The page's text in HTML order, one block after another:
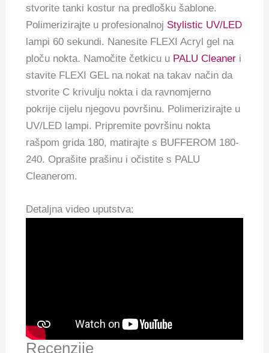
stvorite tanki kostur na predlošku šablone.
Polimerizirajte u profesionalnoj Stylistic UV/LED
lampi 60 sekundi. Nanesite FLEXI Acryl gel na
ploču nokta. Namočite četkicu u PALU Cleaner i
stavite FLEXI GEL na nokat na takav način da
stvorite C krivulju nokta i da ravnomjerno
pokrije cijelu njegovu površinu. Polimerizirajte u
UV/LED lampi. Pripremite površinu nokta
rašpom grida 180, matirajte s BUFFEROM 180-
240. Oprašite prašinu i očistite s PALU
Cleanerom.
Detaljna video uputstva:
Recenzije